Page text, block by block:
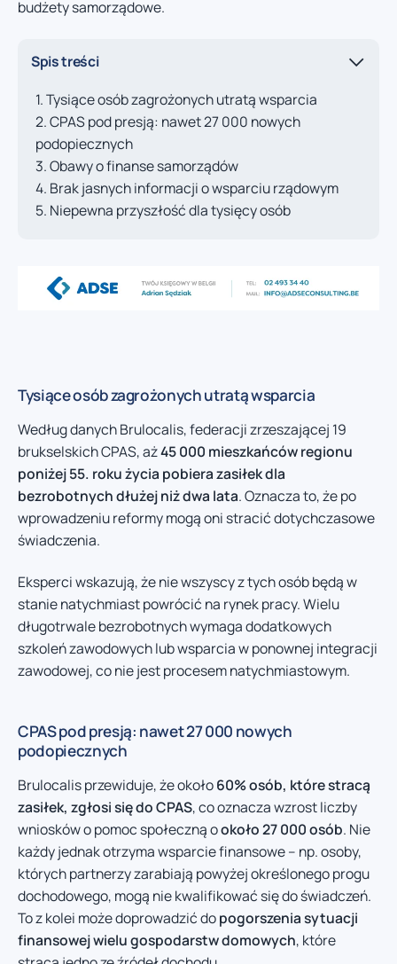
budżety samorządowe.
Spis treści
Tysiące osób zagrożonych utratą wsparcia
CPAS pod presją: nawet 27 000 nowych
podopiecznych
Obawy o finanse samorządów
Brak jasnych informacji o wsparciu rządowym
Niepewna przyszłość dla tysięcy osób
Tysiące osób zagrożonych utratą wsparcia
Według danych Brulocalis, federacji zrzeszającej 19
brukselskich CPAS, aż45 000 mieszkańców regionu
poniżej 55. roku życia pobiera zasiłek dla
bezrobotnych dłużej niż dwa lata. Oznacza to, że po
wprowadzeniu reformy mogą oni stracić dotychczasowe
świadczenia.
Eksperci wskazują, że nie wszyscy z tych osób będą w
stanie natychmiast powrócić na rynek pracy. Wielu
długotrwale bezrobotnych wymaga dodatkowych
szkoleń zawodowych lub wsparcia w ponownej integracji
zawodowej, co nie jest procesem natychmiastowym.
CPAS pod presją: nawet 27 000 nowych
podopiecznych
Brulocalis przewiduje, że około60% osób, które stracą
zasiłek, zgłosi się do CPAS, co oznacza wzrost liczby
wniosków o pomoc społeczną ookoło 27 000 osób. Nie
każdy jednak otrzyma wsparcie finansowe – np. osoby,
których partnerzy zarabiają powyżej określonego progu
dochodowego, mogą nie kwalifikować się do świadczeń.
To z kolei może doprowadzić dopogorszenia sytuacji
finansowej wielu gospodarstw domowych, które